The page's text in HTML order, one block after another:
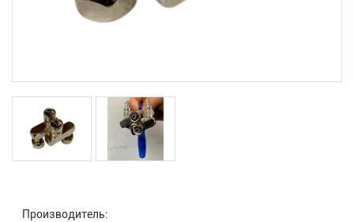
Производитель: